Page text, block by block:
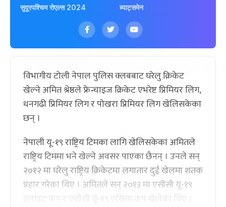
सुदूरपश्चिम रोएल्स 2024
ब्याट्समेन
विभागीय टोली नेपाल पुलिस क्लबबाट घरेलु क्रिकेट
खेल्ने अमित श्रेष्ठले फ्रेन्चाइज क्रिकेट एभरेष्ट प्रिमियर लिग,
धनगढी प्रिमियर लिग र पोखरा प्रिमियर लिग खेलिसकेका
छन् ।
नेपाली यू-१९ राष्ट्रिय टिमका लागि खेलिसकेका अमितले
राष्ट्रिय टिममा भने खेल्ने अवसर पाएका छैनन् । उनले सन्
२०१२ मा घरेलु राष्ट्रिय क्रिकेटमा लगातार दुई खेलमा शतक
प्रहार गरेका थिए । अमितले सन् २०१३ मा एसीसी यू-१९
इलाइट कप र एसीसी यू-१९ एसिया कप खेलेका थिए ।